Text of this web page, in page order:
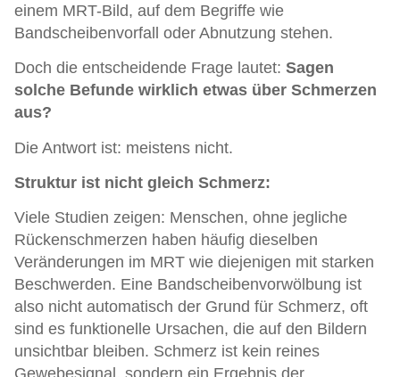
einem MRT-Bild, auf dem Begriffe wie
Bandscheibenvorfall oder Abnutzung stehen.
Doch die entscheidende Frage lautet: Sagen
solche Befunde wirklich etwas über Schmerzen
aus?
Die Antwort ist: meistens nicht.
Struktur ist nicht gleich Schmerz:
Viele Studien zeigen: Menschen, ohne jegliche
Rückenschmerzen haben häufig dieselben
Veränderungen im MRT wie diejenigen mit starken
Beschwerden. Eine Bandscheibenvorwölbung ist
also nicht automatisch der Grund für Schmerz, oft
sind es funktionelle Ursachen, die auf den Bildern
unsichtbar bleiben. Schmerz ist kein reines